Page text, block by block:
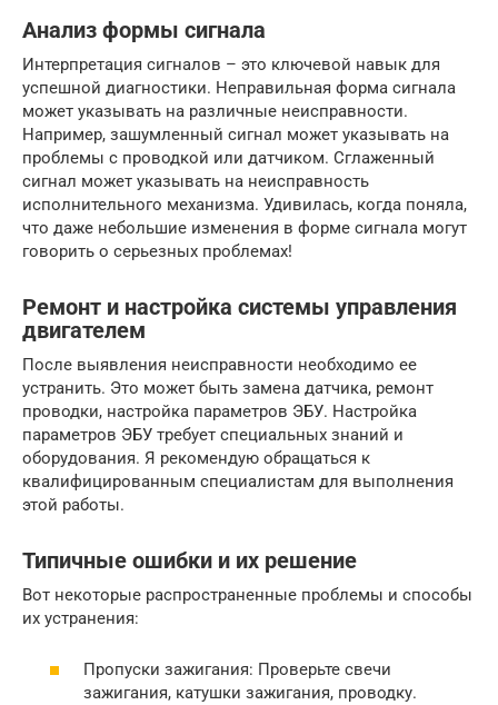
Анализ формы сигнала
Интерпретация сигналов – это ключевой навык для
успешной диагностики. Неправильная форма сигнала
может указывать на различные неисправности.
Например, зашумленный сигнал может указывать на
проблемы с проводкой или датчиком. Сглаженный
сигнал может указывать на неисправность
исполнительного механизма. Удивилась, когда поняла,
что даже небольшие изменения в форме сигнала могут
говорить о серьезных проблемах!
Ремонт и настройка системы управления
двигателем
После выявления неисправности необходимо ее
устранить. Это может быть замена датчика, ремонт
проводки, настройка параметров ЭБУ. Настройка
параметров ЭБУ требует специальных знаний и
оборудования. Я рекомендую обращаться к
квалифицированным специалистам для выполнения
этой работы.
Типичные ошибки и их решение
Вот некоторые распространенные проблемы и способы
их устранения:
Пропуски зажигания: Проверьте свечи
зажигания, катушки зажигания, проводку.